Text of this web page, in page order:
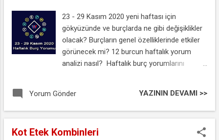
Oncelikli olarak ulu onderimiz Ataturk'un
ogretmenler ile ilgili ve ogretmenlerimizin ne
kadar onemli bir meslek yaptigini vurguladigi
sozlerini paylasalim. Sonrasinda ogretmenler
gunu mesajlari ve unlu dusunurlerin soylemis
Bir topluluk ulus olabilmek için mutlaka
ki,toplumun gerçek bir ulus haline getirirler.
(Atatürk) Milletleri kurtaranl...
23 - 29 Kasım 2020 yeni haftası için
gökyüzünde ve burçlarda ne gibi değişiklikler
olacak? Burçların genel özelliklerinde etkiler
görünecek mi? 12 burcun haftalık yorum
analizi nasıl? Haftalık burç yorumlarını
yorumuyla aşağıda yer alan videomuzdan
izleyebilirsiniz. 23 - 29 Kasım Haftalık Burç
Yorum Gönder YAZININ DEVAMI >>
Kot Etek Kombinleri